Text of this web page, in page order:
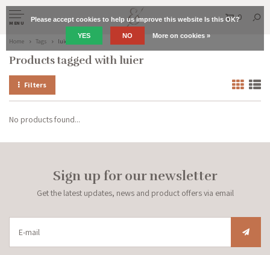
MENU
0
Home Tags luier
Products tagged with luier
Filters
No products found...
Sign up for our newsletter
Get the latest updates, news and product offers via email
Please accept cookies to help us improve this website Is this OK?
YES NO More on cookies »